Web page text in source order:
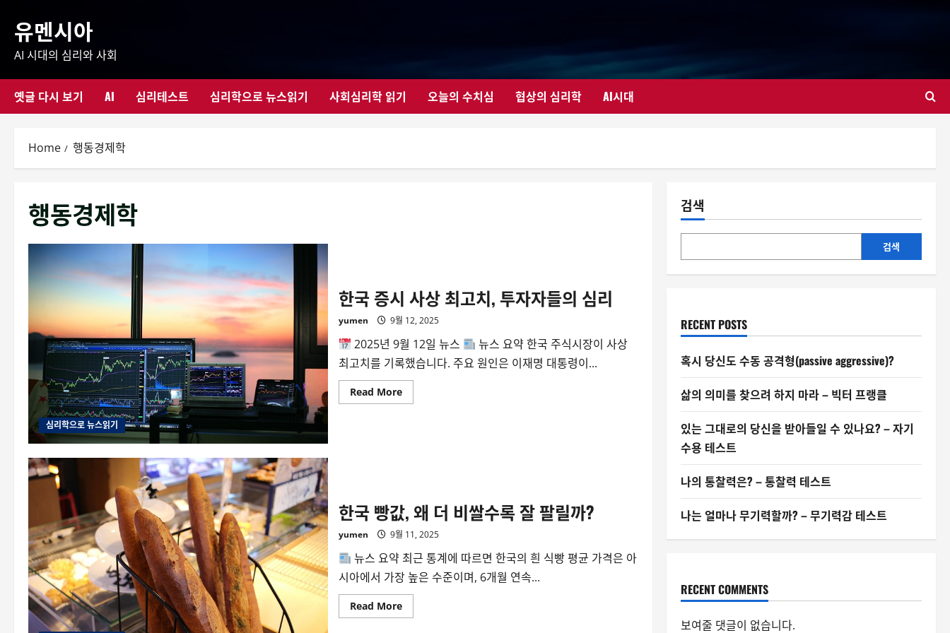
content
유멘시아
AI 시대의 심리와 사회
옛글 다시 보기 AI 심리테스트 심리학으로 뉴스읽기 사회심리학 읽기 오늘의 수치심 협상의 심리학 AI시대
Home 행동경제학
행동경제학
심리학으로 뉴스읽기
한국 증시 사상 최고치, 투자자들의 심리
yumen 9월 12, 2025
2025년 9월 12일 뉴스
뉴스 요약 한국 주식시장이 사상
최고치를 기록했습니다. 주요 원인은 이재명 대통령이...
Read MoreRead
more
투
자
자
들
의
심
리
한국 빵값, 왜 더 비쌀수록 잘 팔릴까?
yumen 9월 11, 2025
뉴스 요약 최근 통계에 따르면 한국의 흰 식빵 평균 가격은 아
시아에서 가장 높은 수준이며, 6개월 연속...
Read MoreRead
more
검색
검색
RECENT POSTS
혹시 당신도 수동 공격형(passive aggressive)?
삶의 의미를 찾으려 하지 마라 – 빅터 프랭클
있는 그대로의 당신을 받아들일 수 있나요? – 자기
수용 테스트
나의 통찰력은? – 통찰력 테스트
나는 얼마나 무기력할까? – 무기력감 테스트
RECENT COMMENTS
보여줄 댓글이 없습니다.